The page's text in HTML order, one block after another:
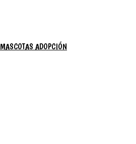
MASCOTAS ADOPCIÓN